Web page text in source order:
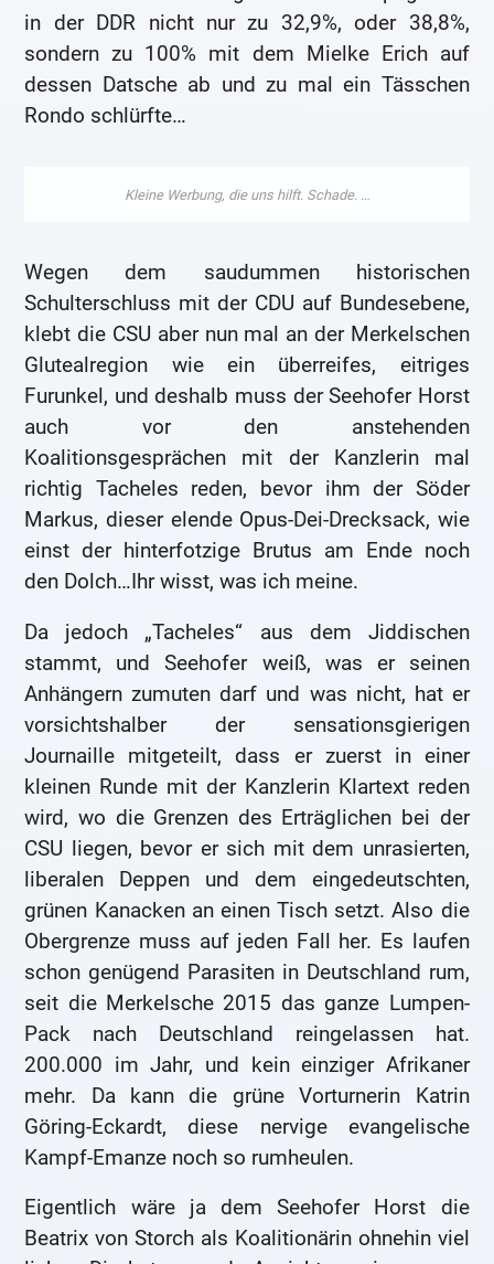
in der DDR nicht nur zu 32,9%, oder 38,8%,
sondern zu 100% mit dem Mielke Erich auf
dessen Datsche ab und zu mal ein Tässchen
Rondo schlürfte…
Wegen dem saudummen historischen
Schulterschluss mit der CDU auf Bundesebene,
klebt die CSU aber nun mal an der Merkelschen
Glutealregion wie ein überreifes, eitriges
Furunkel, und deshalb muss der Seehofer Horst
auch vor den anstehenden
Koalitionsgesprächen mit der Kanzlerin mal
richtig Tacheles reden, bevor ihm der Söder
Markus, dieser elende Opus-Dei-Drecksack, wie
einst der hinterfotzige Brutus am Ende noch
den Dolch…Ihr wisst, was ich meine.
Da jedoch „Tacheles“ aus dem Jiddischen
stammt, und Seehofer weiß, was er seinen
Anhängern zumuten darf und was nicht, hat er
vorsichtshalber der sensationsgierigen
Journaille mitgeteilt, dass er zuerst in einer
kleinen Runde mit der Kanzlerin Klartext reden
wird, wo die Grenzen des Erträglichen bei der
CSU liegen, bevor er sich mit dem unrasierten,
liberalen Deppen und dem eingedeutschten,
grünen Kanacken an einen Tisch setzt. Also die
Obergrenze muss auf jeden Fall her. Es laufen
schon genügend Parasiten in Deutschland rum,
seit die Merkelsche 2015 das ganze Lumpen-
Pack nach Deutschland reingelassen hat.
200.000 im Jahr, und kein einziger Afrikaner
mehr. Da kann die grüne Vorturnerin Katrin
Göring-Eckardt, diese nervige evangelische
Kampf-Emanze noch so rumheulen.
Eigentlich wäre ja dem Seehofer Horst die
Beatrix von Storch als Koalitionärin ohnehin viel